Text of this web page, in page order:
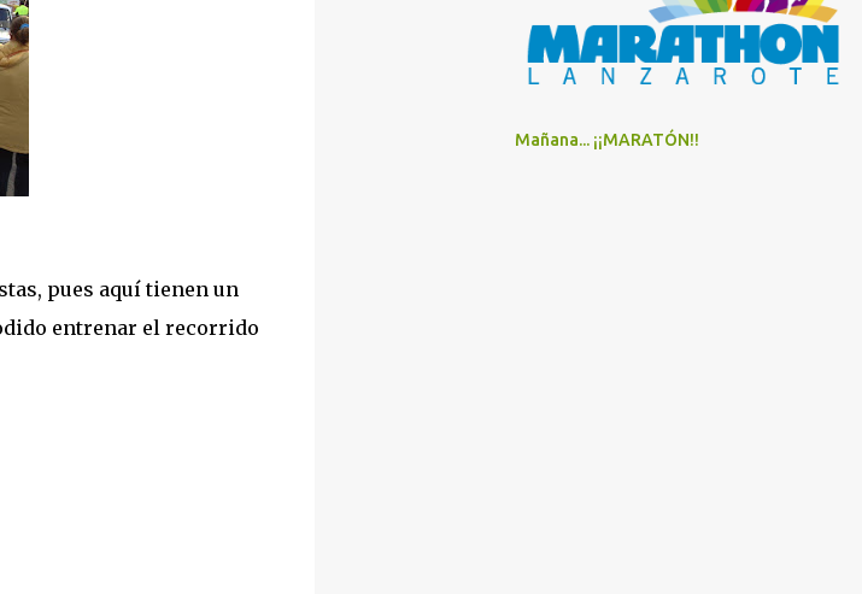
pues aquí tienen un
entrenar el recorrido
Mañana... ¡¡MARATÓN!!